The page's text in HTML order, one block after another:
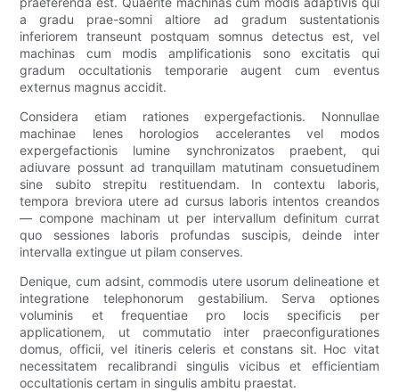
a gradu prae-somni altiore ad gradum sustentationis
inferiorem transeunt postquam somnus detectus est, vel
machinas cum modis amplificationis sono excitatis qui
gradum occultationis temporarie augent cum eventus
externus magnus accidit.
Considera etiam rationes expergefactionis. Nonnullae
machinae lenes horologios accelerantes vel modos
expergefactionis lumine synchronizatos praebent, qui
adiuvare possunt ad tranquillam matutinam consuetudinem
sine subito strepitu restituendam. In contextu laboris,
tempora breviora utere ad cursus laboris intentos creandos
— compone machinam ut per intervallum definitum currat
quo sessiones laboris profundas suscipis, deinde inter
intervalla extingue ut pilam conserves.
Denique, cum adsint, commodis utere usorum delineatione et
integratione telephonorum gestabilium. Serva optiones
voluminis et frequentiae pro locis specificis per
applicationem, ut commutatio inter praeconfigurationes
domus, officii, vel itineris celeris et constans sit. Hoc vitat
necessitatem recalibrandi singulis vicibus et efficientiam
occultationis certam in singulis ambitu praestat.